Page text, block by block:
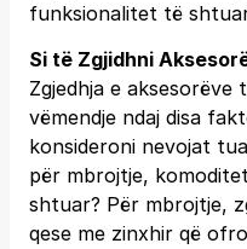
funksionalitet të
Si të Zgjidhni
Zgjedhja e
vëmendje ndaj disa
konsideroni nevojat
për mbrojtje,
shtuar? Për mbrojtje,
qese me zinxhir që